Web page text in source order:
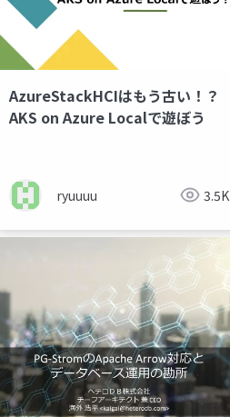
AzureStackHCIはもう古い！？
AKS on Azure Localで遊ぼう
ryuuuu 3.5K